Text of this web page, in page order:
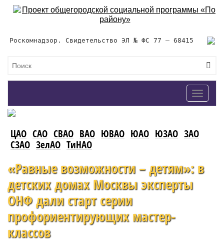
Роскомнадзор. Свидетельство ЭЛ № ФС 77 – 68415
Toggle
ЦАО САО СВАО ВАО ЮВАО ЮАО ЮЗАО ЗАО
СЗАО ЗелАО ТиНАО
«Равные возможности – детям»: в
детских домах Москвы эксперты
ОНФ дали старт серии
профориентирующих мастер-
классов